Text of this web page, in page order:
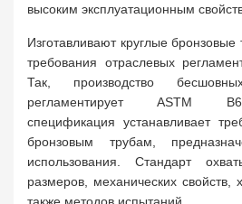
высоким эксплуатационным
Изготавливают круглые бронзовые
требования отраслевых
Так, производство
регламентирует ASTM
спецификация устанавливает
бронзовым трубам,
использования. Стандарт
размеров, механических свойств,